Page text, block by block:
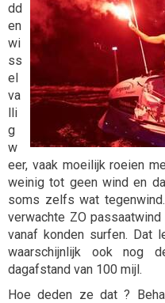
dd
en
wi
ss
el
va
lli
g
w
eer, vaak moeilijk roeien
weinig tot geen wind en
soms zelfs wat
verwachte ZO
vanaf konden surfen. Dat
waarschijnlijk ook nog
dagafstand van 100 mijl.
Hoe deden ze dat ?